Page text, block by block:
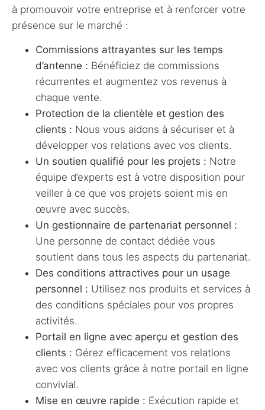
à promouvoir votre entreprise et à renforcer votre
présence sur le marché :
Commissions attrayantes sur les temps
d’antenne : Bénéficiez de commissions
récurrentes et augmentez vos revenus à
chaque vente.
Protection de la clientèle et gestion des
clients : Nous vous aidons à sécuriser et à
développer vos relations avec vos clients.
Un soutien qualifié pour les projets : Notre
équipe d’experts est à votre disposition pour
veiller à ce que vos projets soient mis en
œuvre avec succès.
Un gestionnaire de partenariat personnel :
Une personne de contact dédiée vous
soutient dans tous les aspects du partenariat.
Des conditions attractives pour un usage
personnel : Utilisez nos produits et services à
des conditions spéciales pour vos propres
activités.
Portail en ligne avec aperçu et gestion des
clients : Gérez efficacement vos relations
avec vos clients grâce à notre portail en ligne
convivial.
Mise en œuvre rapide : Exécution rapide et